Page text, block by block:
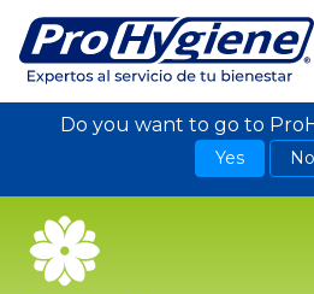
Do you want to go to
Yes No